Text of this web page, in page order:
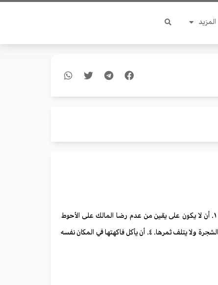
المزيد
من يمرّ بشجرة فاكهة، يجوز له أن يأكل من ثمرها مع توفّر الشروط التالية ١. أن لا يكون على يقين من عدم رضا المالك علی الأحوط
وجوبًا. ٢. أن يكون قد مرّ بها على سبيل الصدفة لا بقصد أكل الفاكهة. ٣. أن لا يضرّ بالشجرة ولا يتلف ثمرها. ٤. أن يأكل فاكهتها في المكان نفسه